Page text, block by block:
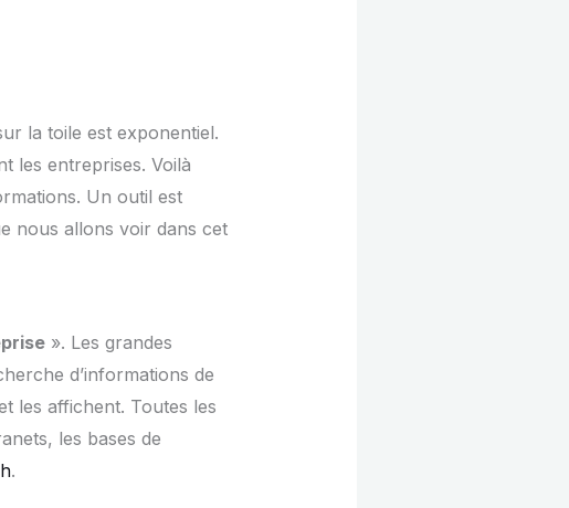
la toile est exponentiel.
les entreprises. Voilà
Un outil est
nous allons voir dans cet
». Les grandes
d’informations de
les affichent. Toutes les
les bases de
.